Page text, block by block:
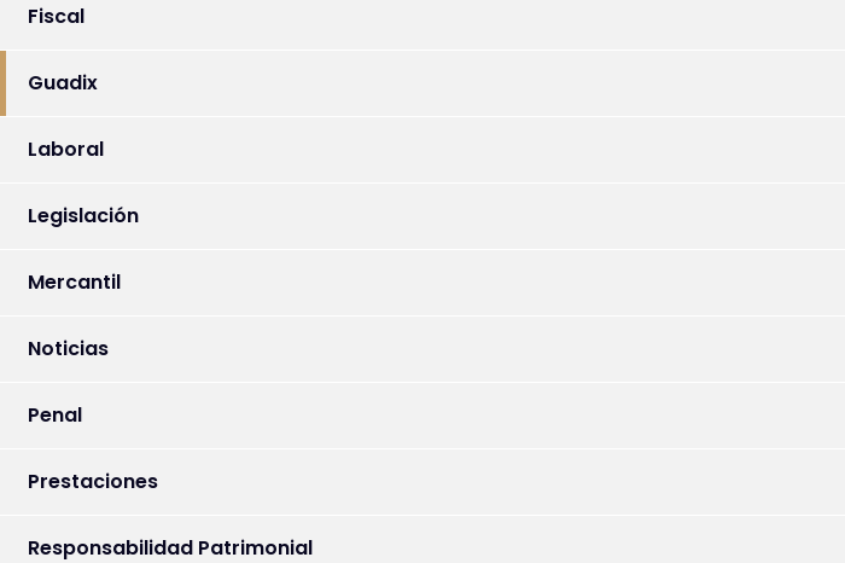
Fiscal
Guadix
Laboral
Legislación
Mercantil
Noticias
Penal
Prestaciones
Responsabilidad Patrimonial